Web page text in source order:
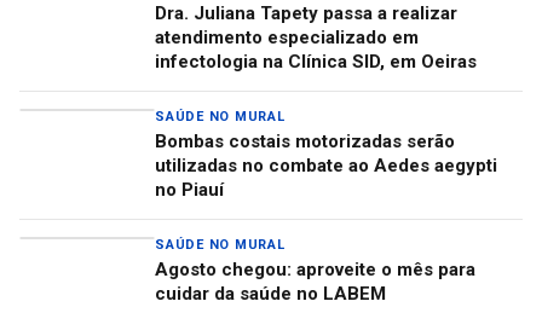
Dra. Juliana Tapety passa a realizar
atendimento especializado em
infectologia na Clínica SID, em Oeiras
SAÚDE NO MURAL
Bombas costais motorizadas serão
utilizadas no combate ao Aedes aegypti
no Piauí
SAÚDE NO MURAL
Agosto chegou: aproveite o mês para
cuidar da saúde no LABEM